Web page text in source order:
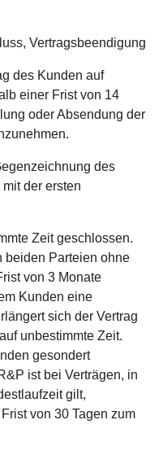
Vertragsbeendigung
des Kunden auf
einer Frist von 14
oder Absendung der
des
der ersten
Zeit geschlossen.
beiden Parteien ohne
von 3 Monate
Kunden eine
sich der Vertrag
unbestimmte Zeit.
gesondert
ist bei Verträgen, in
gilt,
von 30 Tagen zum